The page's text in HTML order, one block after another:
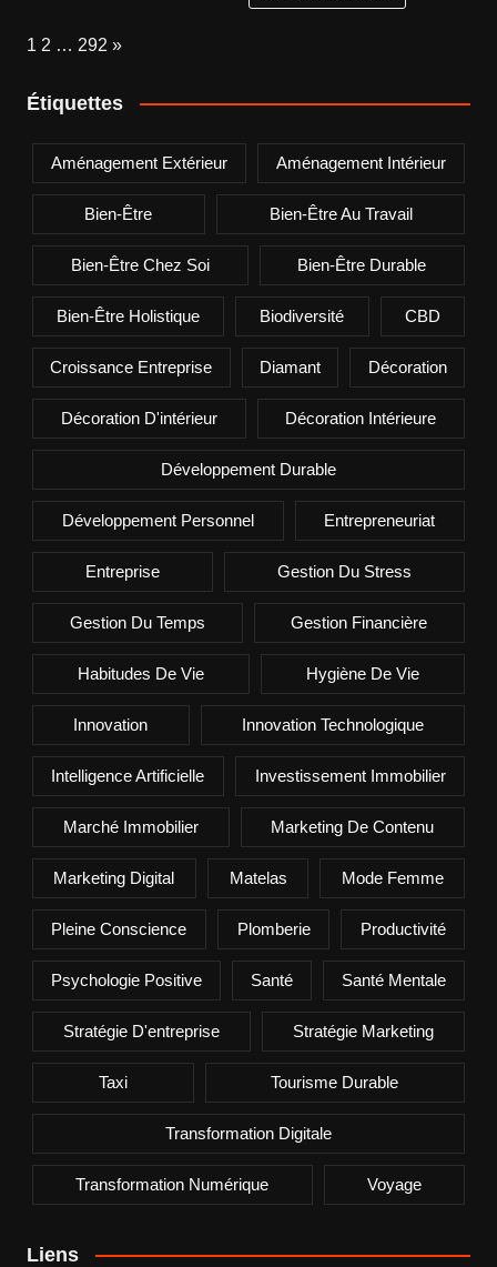
Page:
1 2 … 292 Next
»
Étiquettes
Aménagement Extérieur Aménagement Intérieur
Bien-Être Bien-Être Au Travail
Bien-Être Chez Soi Bien-Être Durable
Bien-Être Holistique Biodiversité CBD
Croissance Entreprise Diamant Décoration
Décoration D'intérieur Décoration Intérieure
Développement Durable
Développement Personnel Entrepreneuriat
Entreprise Gestion Du Stress
Gestion Du Temps Gestion Financière
Habitudes De Vie Hygiène De Vie
Innovation Innovation Technologique
Intelligence Artificielle Investissement Immobilier
Marché Immobilier Marketing De Contenu
Marketing Digital Matelas Mode Femme
Pleine Conscience Plomberie Productivité
Psychologie Positive Santé Santé Mentale
Stratégie D'entreprise Stratégie Marketing
Taxi Tourisme Durable
Transformation Digitale
Transformation Numérique Voyage
Liens